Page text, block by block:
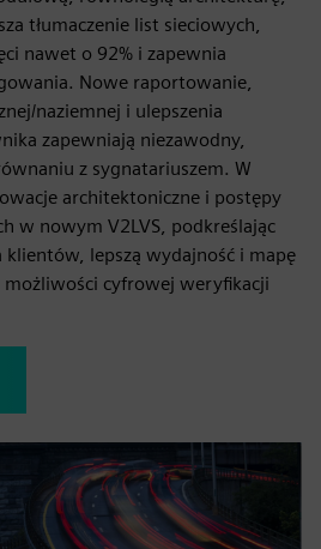
tłumaczenie list sieciowych,
nawet o 92% i zapewnia
Nowe raportowanie,
naziemnej i ulepszenia
zapewniają niezawodny,
z sygnatariuszem. W
architektoniczne i postępy
w nowym V2LVS, podkreślając
klientów, lepszą wydajność i mapę
możliwości cyfrowej weryfikacji